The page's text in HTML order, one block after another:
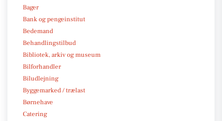
Bager
Bank og pengeinstitut
Bedemand
Behandlingstilbud
Bibliotek, arkiv og museum
Bilforhandler
Biludlejning
Byggemarked / trælast
Børnehave
Catering